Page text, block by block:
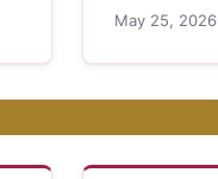
May 25, 2026